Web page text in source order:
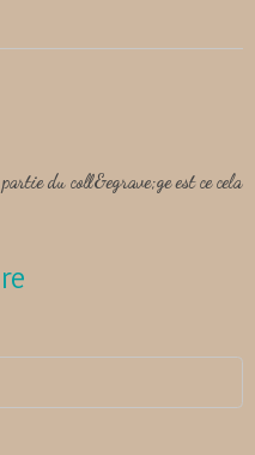
du coll&egrave;ge est ce cela